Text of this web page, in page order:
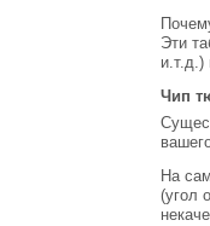
Эти
и.т.д.)
Чип
На
(угол